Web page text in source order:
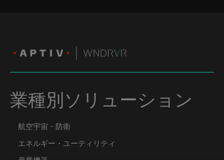
業種別ソリューション
航空宇宙・防衛
エネルギー・ユーティリティ